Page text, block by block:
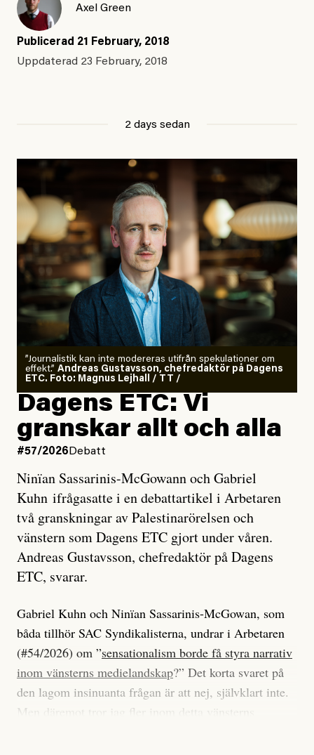
Axel Green
Publicerad 21 February, 2018
Uppdaterad 23 February, 2018
2 days sedan
”Journalistik kan inte modereras utifrån spekulationer om
effekt.” Andreas Gustavsson, chefredaktör på Dagens
ETC. Foto: Magnus Lejhall / TT /
Dagens ETC: Vi
granskar allt och alla
#57/2026 Debatt
Ninïan Sassarinis-McGowann och Gabriel
Kuhn ifrågasatte i en debattartikel i Arbetaren
två granskningar av Palestinarörelsen och
vänstern som Dagens ETC gjort under våren.
Andreas Gustavsson, chefredaktör på Dagens
ETC, svarar.
Gabriel Kuhn och Ninïan Sassarinis-McGowan, som
båda tillhör SAC Syndikalisterna, undrar i Arbetaren
(#54/2026) om ”sensationalism borde få styra narrativ
inom vänsterns medielandskap?” Det korta svaret på
den lagom insinuanta frågan är att nej, självklart inte.
Men däremot tror jag fler inom detta vänsterns